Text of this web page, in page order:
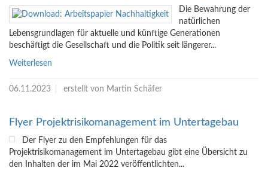
Die Bewahrung der
natürlichen
Lebensgrundlagen für aktuelle und künftige Generationen
beschäftigt die Gesellschaft und die Politik seit längerer...
Weiterlesen
06.11.2023 erstellt von Martin Schäfer
Flyer Projektrisikomanagement im Untertagebau
Der Flyer zu den Empfehlungen für das
Projektrisikomanagement im Untertagebau gibt eine Übersicht zu
den Inhalten der im Mai 2022 veröffentlichten...